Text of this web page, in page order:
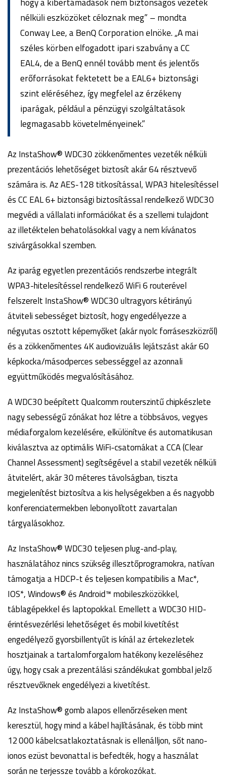
nélküli eszközöket céloznak meg” – mondta
Conway Lee, a BenQ Corporation elnöke. „A mai
széles körben elfogadott ipari szabvány a CC
EAL4, de a BenQ ennél tovább ment és jelentős
erőforrásokat fektetett be a EAL6+ biztonsági
szint eléréséhez, így megfelel az érzékeny
iparágak, például a pénzügyi szolgáltatások
legmagasabb követelményeinek.”
Az InstaShow® WDC30 zökkenőmentes vezeték nélküli
prezentációs lehetőséget biztosít akár 64 résztvevő
számára is. Az AES-128 titkosítással, WPA3 hitelesítéssel
és CC EAL 6+ biztonsági biztosítással rendelkező WDC30
megvédi a vállalati információkat és a szellemi tulajdont
az illetéktelen behatolásokkal vagy a nem kívánatos
szivárgásokkal szemben.
Az iparág egyetlen prezentációs rendszerbe integrált
WPA3-hitelesítéssel rendelkező WiFi 6 routerével
felszerelt InstaShow® WDC30 ultragyors kétirányú
átviteli sebességet biztosít, hogy engedélyezze a
négyutas osztott képernyőket (akár nyolc forráseszközről)
és a zökkenőmentes 4K audiovizuális lejátszást akár 60
képkocka/másodperces sebességgel az azonnali
együttműködés megvalósításához.
A WDC30 beépített Qualcomm routerszintű chipkészlete
nagy sebességű zónákat hoz létre a többsávos, vegyes
médiaforgalom kezelésére, elkülönítve és automatikusan
kiválasztva az optimális WiFi-csatornákat a CCA (Clear
Channel Assessment) segítségével a stabil vezeték nélküli
átvitelért, akár 30 méteres távolságban, tiszta
megjelenítést biztosítva a kis helységekben a és nagyobb
konferenciatermekben lebonyolított zavartalan
tárgyalásokhoz.
Az InstaShow® WDC30 teljesen plug-and-play,
használatához nincs szükség illesztőprogramokra, natívan
támogatja a HDCP-t és teljesen kompatibilis a Mac*,
IOS*, Windows® és Android™ mobileszközökkel,
táblagépekkel és laptopokkal. Emellett a WDC30 HID-
érintésvezérlési lehetőséget és mobil kivetítést
engedélyező gyorsbillentyűt is kínál az értekezletek
hosztjainak a tartalomforgalom hatékony kezeléséhez
úgy, hogy csak a prezentálási szándékukat gombbal jelző
résztvevőknek engedélyezi a kivetítést.
Az InstaShow® gomb alapos ellenőrzéseken ment
keresztül, hogy mind a kábel hajlításának, és több mint
12 000 kábelcsatlakoztatásnak is ellenálljon, sőt nano-
ionos ezüst bevonattal is befedték, hogy a használat
során ne terjessze tovább a kórokozókat.